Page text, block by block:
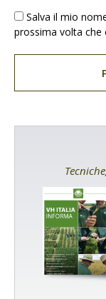
Salva il mio
prossima volta che